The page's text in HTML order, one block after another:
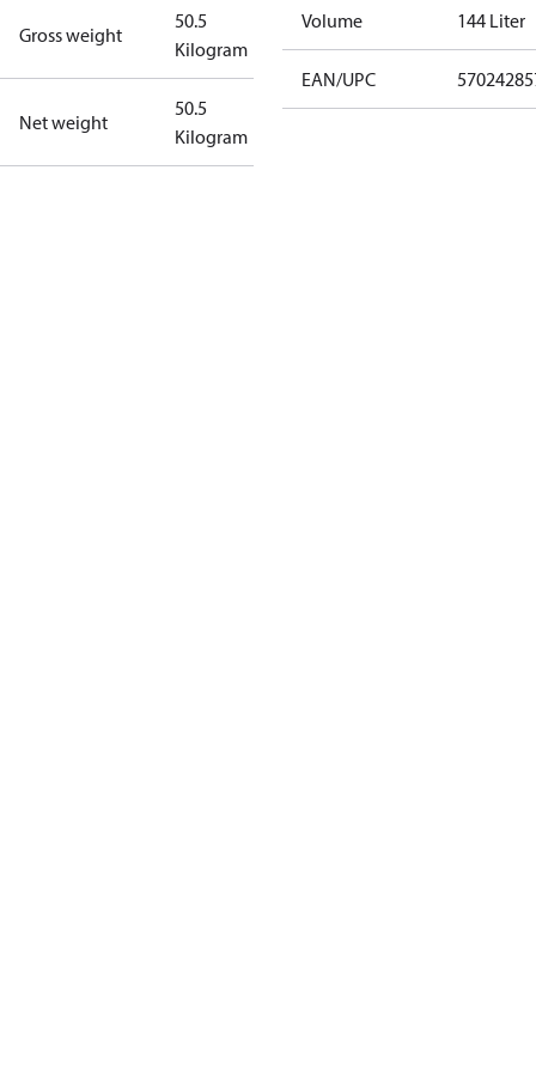
Gross weight
50.5
Kilogram
Net weight
50.5
Kilogram
Volume 144 Liter
EAN/UPC